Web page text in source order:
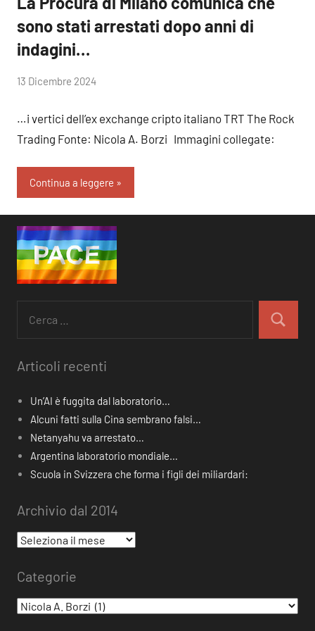
sono stati arrestati dopo anni di
indagini…
di
13 Dicembre 2024
…i vertici dell’ex exchange cripto italiano TRT The Rock
Trading Fonte: Nicola A. Borzi Immagini collegate:
Continua a leggere
per:
Cerca
Articoli recenti
Un’AI è fuggita dal laboratorio…
Alcuni fatti sulla Cina sembrano falsi…
Netanyahu va arrestato…
Argentina laboratorio mondiale…
Scuola in Svizzera che forma i figli dei miliardari:
Archivio dal 2014
Archivio
2014
Categorie
Categorie